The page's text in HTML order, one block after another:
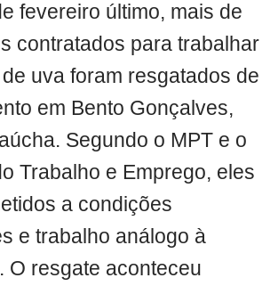
fevereiro último, mais de
contratados para trabalhar
uva foram resgatados de
em Bento Gonçalves,
Segundo o MPT e o
Trabalho e Emprego, eles
a condições
e trabalho análogo à
O resgate aconteceu